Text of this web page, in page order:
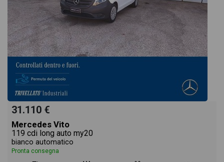
31.110 €
Mercedes Vito
119 cdi long auto my20
bianco automatico
Pronta consegna